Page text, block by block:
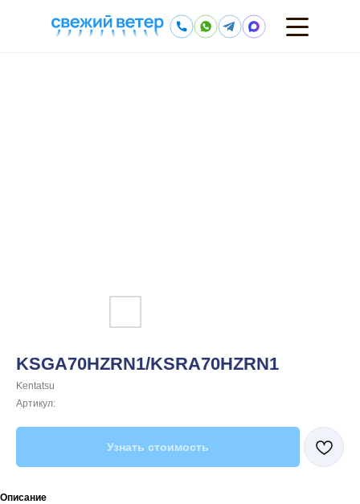
KSGA70HZRN1/KSRA70HZRN1
Kentatsu
Артикул:
Узнать стоимость
Описание